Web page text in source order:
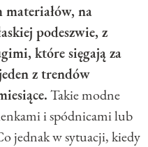
materiałów, na
podeszwie, z
które sięgają za
z trendów
Takie modne
i spódnicami lub
jednak w sytuacji, kiedy